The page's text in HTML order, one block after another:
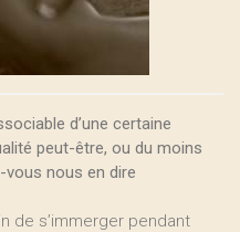
d’une certaine
peut-être, ou du moins
vous nous en dire
de s’immerger pendant